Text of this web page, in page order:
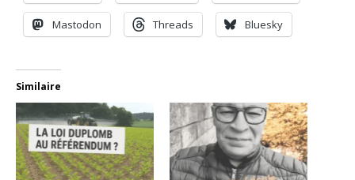
Mastodon Threads Bluesky
Similaire